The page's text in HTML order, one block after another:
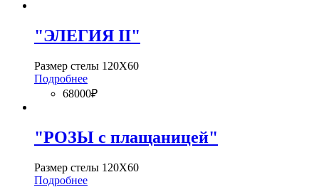
"ЭЛЕГИЯ II"
Размер стелы 120Х60
Подробнее
68000₽
"РОЗЫ с плащаницей"
Размер стелы 120Х60
Подробнее